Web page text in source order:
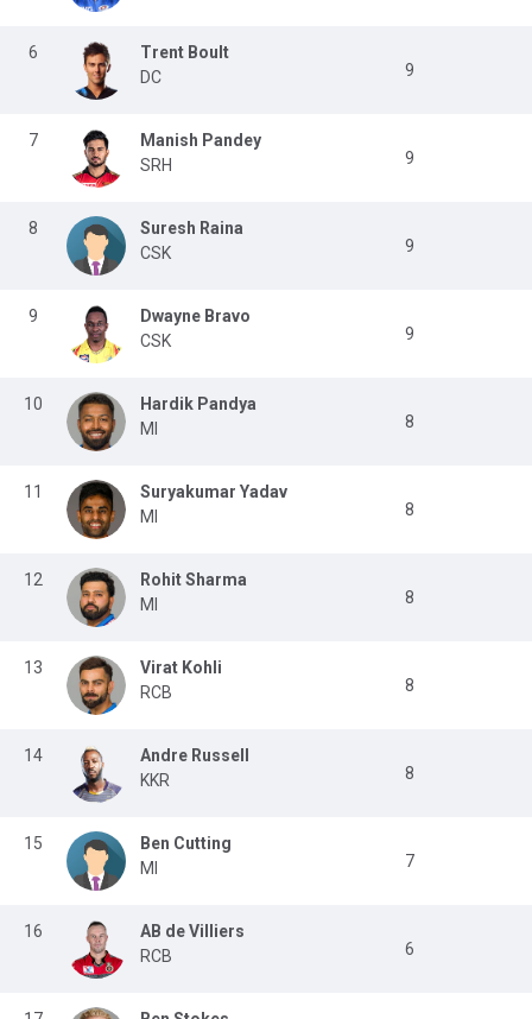
6
Trent Boult
DC
9
7
Manish Pandey
SRH
9
8
Suresh Raina
CSK
9
9
Dwayne Bravo
CSK
9
10
Hardik Pandya
MI
8
11
Suryakumar Yadav
MI
8
12
Rohit Sharma
MI
8
13
Virat Kohli
RCB
8
14
Andre Russell
KKR
8
15
Ben Cutting
MI
7
16
AB de Villiers
RCB
6